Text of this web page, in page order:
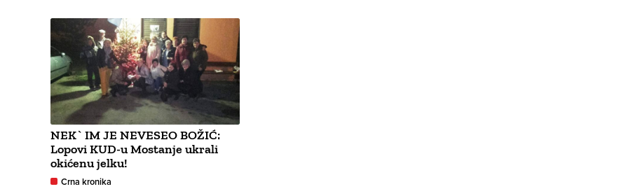
NEK` IM JE NEVESEO BOŽIĆ:
Lopovi KUD-u Mostanje ukrali
okićenu jelku!
Crna kronika